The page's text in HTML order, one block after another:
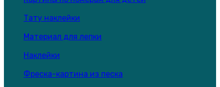
Тату наклейки
Материал для лепки
Наклейки
Фреска-картина из песка